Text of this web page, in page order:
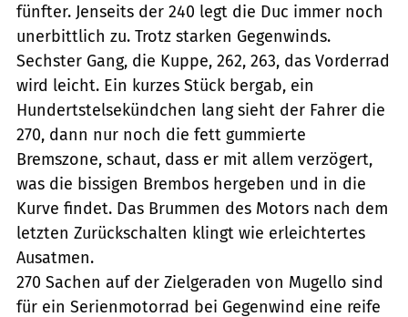
fünfter. Jenseits der 240 legt die Duc immer noch
unerbittlich zu. Trotz starken Gegenwinds.
Sechster Gang, die Kuppe, 262, 263, das Vorderrad
wird leicht. Ein kurzes Stück bergab, ein
Hundertstelsekündchen lang sieht der Fahrer die
270, dann nur noch die fett gummierte
Bremszone, schaut, dass er mit allem verzögert,
was die bissigen Brembos hergeben und in die
Kurve findet. Das Brummen des Motors nach dem
letzten Zurückschalten klingt wie erleichtertes
Ausatmen.
270 Sachen auf der Zielgeraden von Mugello sind
für ein Serienmotorrad bei Gegenwind eine reife